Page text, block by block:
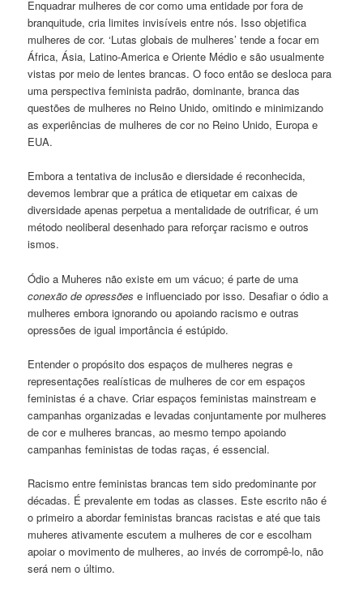
Enquadrar mulheres de cor como uma entidade por fora de
branquitude, cria limites invisíveis entre nós. Isso objetifica
mulheres de cor. ‘Lutas globais de mulheres’ tende a focar em
África, Ásia, Latino-America e Oriente Médio e são usualmente
vistas por meio de lentes brancas. O foco então se desloca para
uma perspectiva feminista padrão, dominante, branca das
questões de mulheres no Reino Unido, omitindo e minimizando
as experiências de mulheres de cor no Reino Unido, Europa e
EUA.
Embora a tentativa de inclusão e diersidade é reconhecida,
devemos lembrar que a prática de etiquetar em caixas de
diversidade apenas perpetua a mentalidade de outrificar, é um
método neoliberal desenhado para reforçar racismo e outros
ismos.
Ódio a Muheres não existe em um vácuo; é parte de uma
conexão de opressões e influenciado por isso. Desafiar o ódio a
mulheres embora ignorando ou apoiando racismo e outras
opressões de igual importância é estúpido.
Entender o propósito dos espaços de mulheres negras e
representações realísticas de mulheres de cor em espaços
feministas é a chave. Criar espaços feministas mainstream e
campanhas organizadas e levadas conjuntamente por mulheres
de cor e mulheres brancas, ao mesmo tempo apoiando
campanhas feministas de todas raças, é essencial.
Racismo entre feministas brancas tem sido predominante por
décadas. É prevalente em todas as classes. Este escrito não é
o primeiro a abordar feministas brancas racistas e até que tais
muheres ativamente escutem a mulheres de cor e escolham
apoiar o movimento de mulheres, ao invés de corrompê-lo, não
será nem o último.